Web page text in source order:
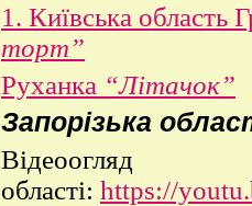
1. Київська область
торт”
Руханка “Літачок”
Запорізька
Відеоогляд
області: https://